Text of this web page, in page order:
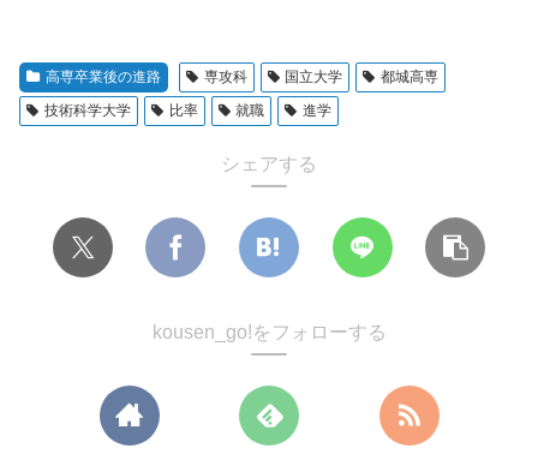
高専卒業後の進路 専攻科 国立大学
都城高専
技術科学大学
比率 就職 進学
シェアする
kousen_go!をフォローする